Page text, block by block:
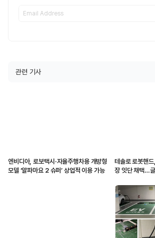
관련 기사
엔비디아, 로보택시·자율주행차용 개방형
모델 ‘알파마요 2 슈퍼’ 상업적 이용 가능
테솔로 로봇핸
장 잇단 채택…